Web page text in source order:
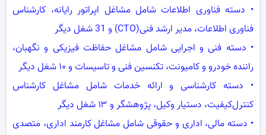
• دسته فناوری‌ اطلاعات شامل مشاغل اپراتور رایانه، کارشناس
فناوری اطلاعات، مدیر ارشد فنی(CTO) و 31 شغل دیگر
• دسته فنی و اجرایی شامل مشاغل حفاظت فیزیکی و نگهبان،
راننده خودرو و کامیونت، تکنسین فنی و تاسیسات و ۱۰ شغل دیگر
• دسته کارشناسی و ارائه خدمات شامل مشاغل کارشناس
کنترل‌‌کیفیت، دستیار وکیل، پژوهشگر و ۱۳ شغل دیگر
• دسته مالی، اداری و حقوقی شامل مشاغل کارمند اداری، متصدی